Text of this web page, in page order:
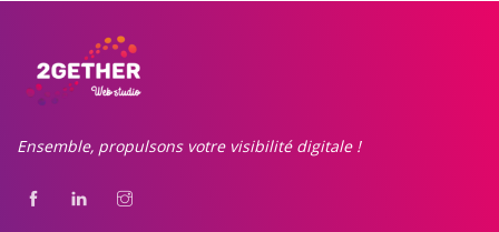
Ensemble, propulsons votre visibilité digitale !